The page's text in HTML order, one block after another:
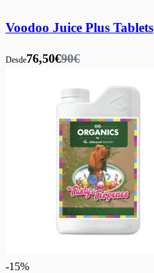
Voodoo Juice Plus Tablets
Desde76,50€90€
-15%